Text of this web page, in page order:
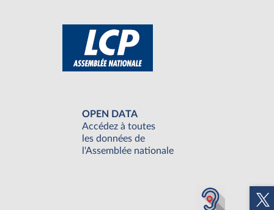
OPEN DATA
Accédez à toutes
les données de
l'Assemblée nationale